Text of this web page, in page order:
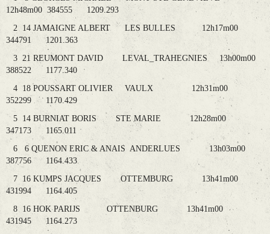
12h48m00 384555 1209.293
2 14 JAMAIGNE ALBERT LES BULLES 12h17m00
344791 1201.363
3 21 REUMONT DAVID LEVAL_TRAHEGNIES 13h00m00
388522 1177.340
4 18 POUSSART OLIVIER VAULX 12h31m00
352299 1170.429
5 14 BURNIAT BORIS STE MARIE 12h28m00
347173 1165.011
6 6 QUENON ERIC & ANAIS ANDERLUES 13h03m00
387756 1164.433
7 16 KUMPS JACQUES OTTEMBURG 13h41m00
431994 1164.405
8 16 HOK PARIJS OTTENBURG 13h41m00
431945 1164.273